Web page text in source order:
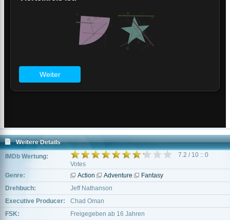
Weitere Details
IMDb Wertung:
7.2 / 10 :: 0
Votes
Genre:
Action Adventure
Fantasy
Drehbuch:
Jeff Nathanson
Executive Producer:
Chad Oman
FSK:
Freigegeben ab 16 Jahren